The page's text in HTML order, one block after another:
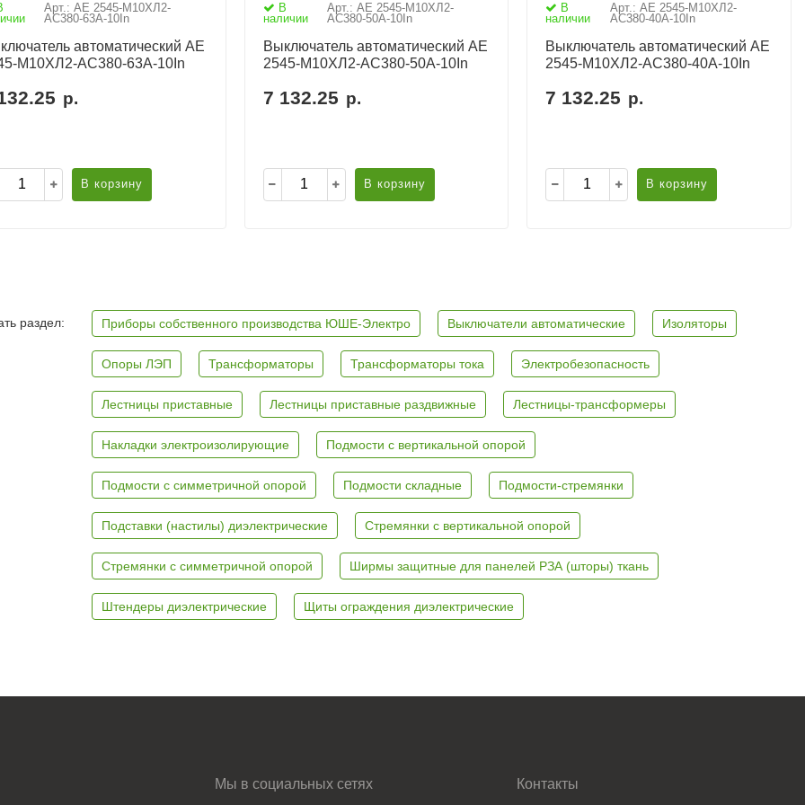
Арт.: АЕ 2545-М10ХЛ2-
AC380-63А-10In
автоматический АЕ
М10ХЛ2-AC380-63А-10In
р.
В корзину
В
наличии
Арт.: АЕ 2545-М10ХЛ2-
AC380-50А-10In
Выключатель автоматический АЕ
2545-М10ХЛ2-AC380-50А-10In
7 132.25 р.
В корзину
В
наличии
Арт.: АЕ 2545-М10ХЛ2-
AC380-40А-10In
Выключатель автоматический АЕ
2545-М10ХЛ2-AC380-40А-10In
7 132.25 р.
В корзину
раздел: Приборы собственного производства ЮШЕ-Электро Выключатели автоматические Изоляторы
Опоры ЛЭП Трансформаторы Трансформаторы тока Электробезопасность
Лестницы приставные Лестницы приставные раздвижные Лестницы-трансформеры
Накладки электроизолирующие Подмости с вертикальной опорой
Подмости с симметричной опорой Подмости складные Подмости-стремянки
Подставки (настилы) диэлектрические Стремянки с вертикальной опорой
Стремянки с симметричной опорой Ширмы защитные для панелей РЗА (шторы) ткань
Штендеры диэлектрические Щиты ограждения диэлектрические
Мы в социальных сетях Контакты